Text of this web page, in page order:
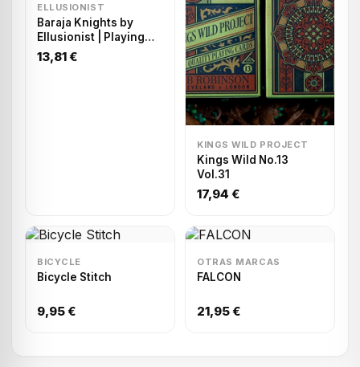
ELLUSIONIST
Baraja Knights by
Ellusionist | Playing
Cards
13,81 €
KINGS WILD PROJECT
Kings Wild No.13
Vol.31
17,94 €
BICYCLE
Bicycle Stitch
9,95 €
OTRAS MARCAS
FALCON
21,95 €